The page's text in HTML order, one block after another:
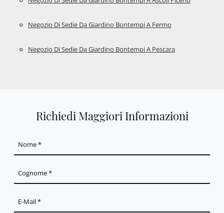
Negozio Di Sedie Da Giardino Bontempi A Fermo
Negozio Di Sedie Da Giardino Bontempi A Pescara
Richiedi Maggiori Informazioni